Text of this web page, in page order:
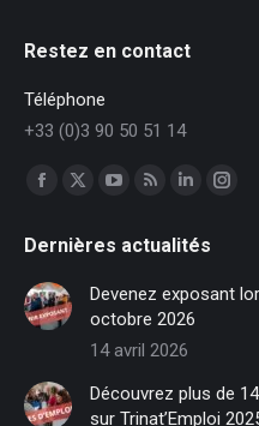
Restez en contact
Téléphone
+33 (0)3 90 50 51 14
Trouvez nous sur :
Facebook
opens
in
new
window
X
opens
new
window
opens
in
new
window
opens
in
new
window
LinkedIn
opens
in
new
window
in
Dernières actualités
Devenez exposant
octobre 2026
14 avril 2026
Découvrez plus de
sur Trinat’Emploi